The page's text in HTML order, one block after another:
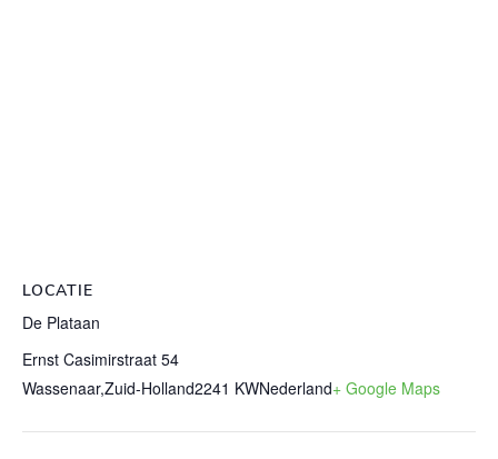
LOCATIE
De Plataan
Ernst Casimirstraat 54
Wassenaar,Zuid-Holland2241 KWNederland+ Google Maps